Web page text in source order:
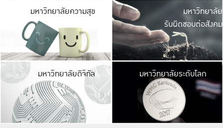
มหาวิทยาลัยความสุข มหาวิ
ค
เปิดประ
และพบเรื่องราวใ
มหาวิทยาลัย
รับผิดชอบต่อสังคม
มหาวิทยาลัยดิจิทัล มหาวิ
เปลี่ยนแปลง แล
เพื่อทำง
ระบบสารสนเทศ
มหาวิทยาลัยระดับโลก